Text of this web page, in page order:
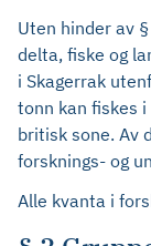
Uten hinder av
delta, fiske og
i Skagerrak
tonn kan fiskes
britisk sone. Av
forsknings- og
Alle kvanta i